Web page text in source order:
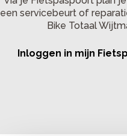
een servicebeurt of
Bike Totaal
Inloggen in mijn